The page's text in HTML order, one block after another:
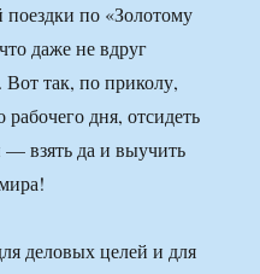
поездки по «Золотому
даже не вдруг
Вот так, по приколу,
дня, отсидеть
— взять да и выучить
деловых целей и для